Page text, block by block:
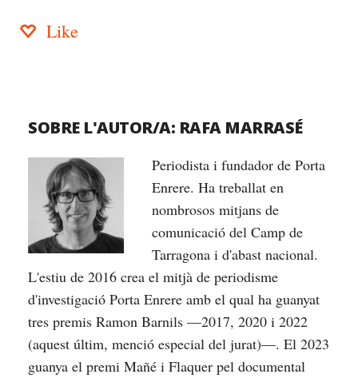
Like
SOBRE L'AUTOR/A: RAFA MARRASÉ
Periodista i fundador de Porta
Enrere. Ha treballat en
nombrosos mitjans de
comunicació del Camp de
Tarragona i d'abast nacional.
L'estiu de 2016 crea el mitjà de periodisme
d'investigació Porta Enrere amb el qual ha guanyat
tres premis Ramon Barnils —2017, 2020 i 2022
(aquest últim, menció especial del jurat)—. El 2023
guanya el premi Mañé i Flaquer pel documental